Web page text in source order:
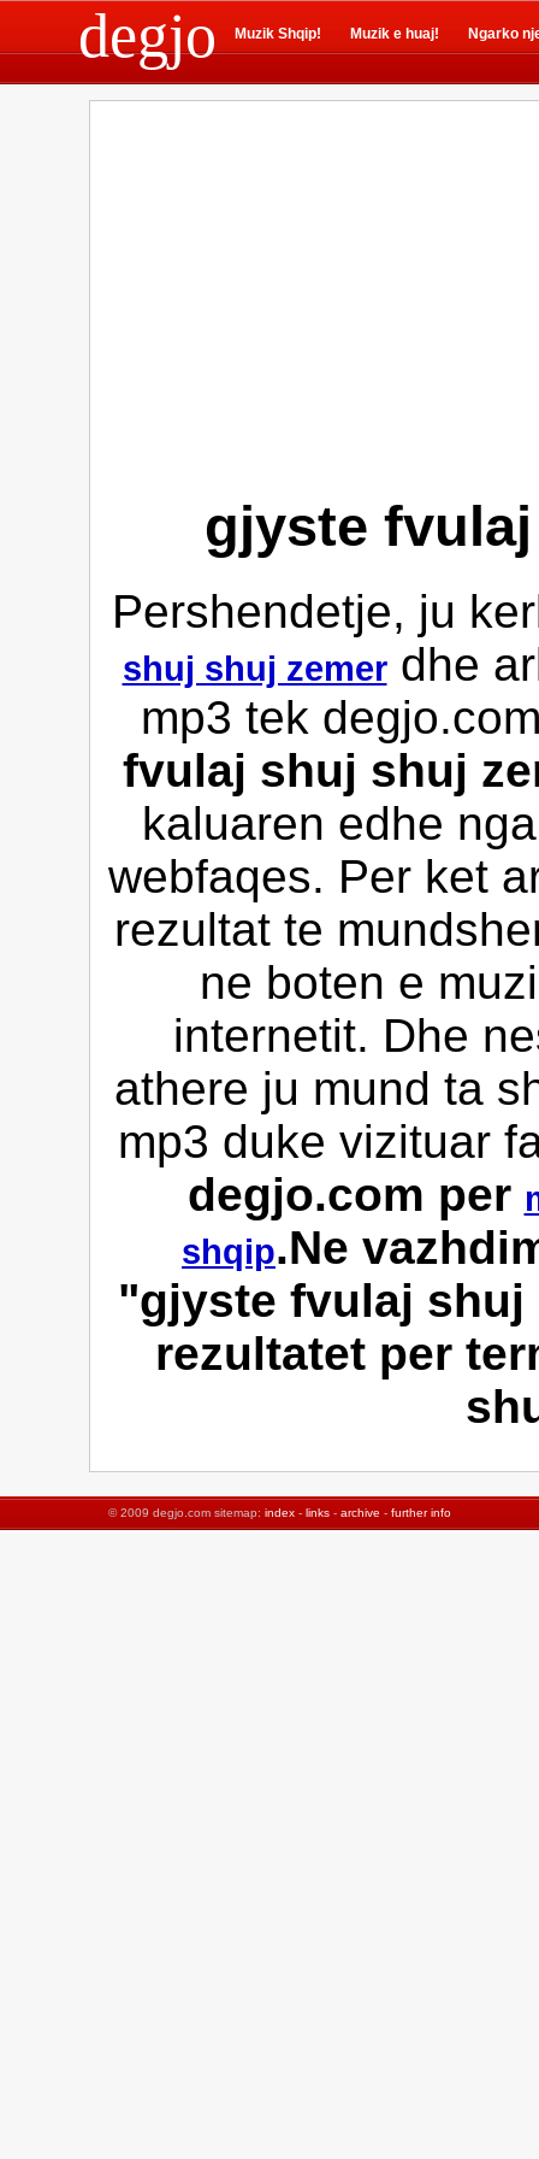
degjo Muzik Shqip! Muzik e huaj! Ngarko
gjyste
Pershendetje, ju
shuj shuj zemerdhe
mp3 tek
fvulaj shuj shuj
kaluaren edhe
webfaqes. Per ket
rezultat te
ne boten e
internetit. Dhe
athere ju mund ta
mp3 duke vizituar
degjo.com per
shqip.Ne
"gjyste fvulaj shuj
rezultatet per
© 2009 degjo.com sitemap: index - links - archive - further info